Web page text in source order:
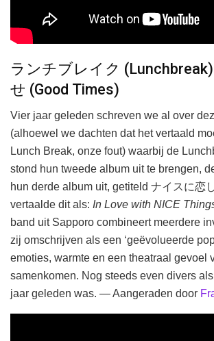
ランチブレイク
せ (Good Times)
Vier jaar geleden schreven we al over
(alhoewel we dachten dat het vertaald
Lunch Break, onze fout) waarbij de
stond hun tweede album uit te brengen,
hun derde album uit, getiteld ナイスに恋
vertaalde dit als: In Love with NICE
band uit Sapporo combineert meerdere
zij omschrijven als een ‘geëvolueerde
emoties, warmte en een theatraal gevoel
samenkomen. Nog steeds even divers
jaar geleden was. — Aangeraden door